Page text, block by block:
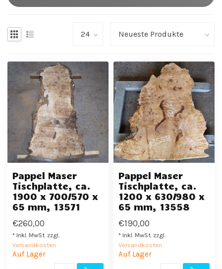
Pappel Maser
Tischplatte, ca.
1900 x 700/570 x
65 mm, 13571
€260,00
* Inkl. MwSt. zzgl.
Versandkosten
Auf Lager
Pappel Maser
Tischplatte, ca.
1200 x 630/980 x
65 mm, 13558
€190,00
* Inkl. MwSt. zzgl.
Versandkosten
Auf Lager